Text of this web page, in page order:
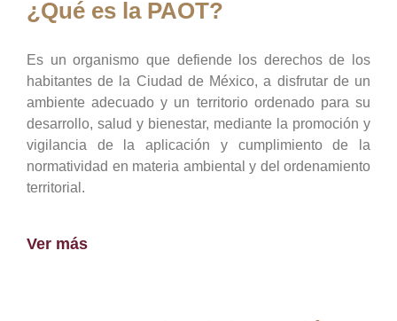
¿Qué es la PAOT?
Es un organismo que defiende los derechos de los
habitantes de la Ciudad de México, a disfrutar de un
ambiente adecuado y un territorio ordenado para su
desarrollo, salud y bienestar, mediante la promoción y
vigilancia de la aplicación y cumplimiento de la
normatividad en materia ambiental y del ordenamiento
territorial.
Ver más